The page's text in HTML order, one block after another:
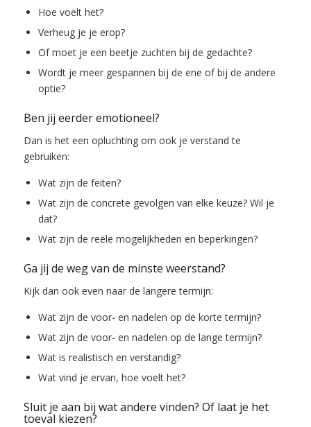
Hoe voelt het?
Verheug je je erop?
Of moet je een beetje zuchten bij de gedachte?
Wordt je meer gespannen bij de ene of bij de andere
optie?
Ben jij eerder emotioneel?
Dan is het een opluchting om ook je verstand te
gebruiken:
Wat zijn de feiten?
Wat zijn de concrete gevolgen van elke keuze? Wil je
dat?
Wat zijn de reële mogelijkheden en beperkingen?
Ga jij de weg van de minste weerstand?
Kijk dan ook even naar de langere termijn:
Wat zijn de voor- en nadelen op de korte termijn?
Wat zijn de voor- en nadelen op de lange termijn?
Wat is realistisch en verstandig?
Wat vind je ervan, hoe voelt het?
Sluit je aan bij wat andere vinden? Of laat je het
toeval kiezen?